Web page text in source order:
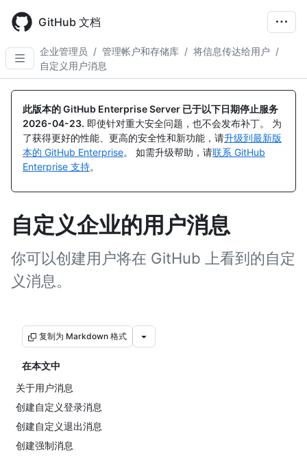
main
content
GitHub 文档
企业管理员 / 管理帐户和存储库 / 将信息传达给用户 /
自定义用户消息
此版本的 GitHub Enterprise Server 已于以下日期停止服务
2026-04-23. 即使针对重大安全问题，也不会发布补丁。 为
了获得更好的性能、更高的安全性和新功能，请升级到最新版
本的 GitHub Enterprise。 如需升级帮助，请联系 GitHub
Enterprise 支持。
自定义企业的用户消息
你可以创建用户将在 GitHub 上看到的自定
义消息。
复制为 Markdown 格式
在本文中
关于用户消息
创建自定义登录消息
创建自定义退出消息
创建强制消息